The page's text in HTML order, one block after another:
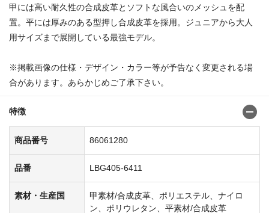
甲には高い耐久性の合成皮革とソフトな風合いのメッシュを配
置。平には厚みのある型押し合成皮革を採用。ジュニアから大人
用サイズまで展開している最強モデル。
※掲載画像の仕様・デザイン・カラー等が予告なく変更される場
合があります。あらかじめご了承下さい。
特徴
商品番号 86061280
品番 LBG405-6411
素材・生産国
甲素材/合成皮革、ポリエステル、ナイロ
ン、ポリウレタン、平素材/合成皮革